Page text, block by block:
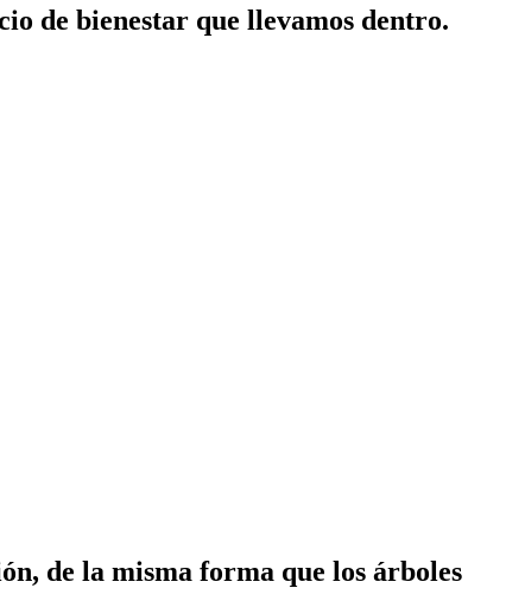
de bienestar que llevamos dentro.
de la misma forma que los árboles